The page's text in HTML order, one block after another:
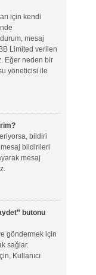
için kendi
mesaj
Limited verilen
Eğer neden bir
yöneticisi ile
bildiri
bildirileri
mesaj
butonu
göndermek için
sağlar.
Kullanıcı